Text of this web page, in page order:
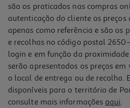
são os praticados nas compras
autenticação do cliente os preços
apenas como referência e são os
e recolhas no código postal
login e em função da
serão apresentados os preços
o local de entrega ou de recolha.
disponíveis para o território de
consulte mais informações aqui.